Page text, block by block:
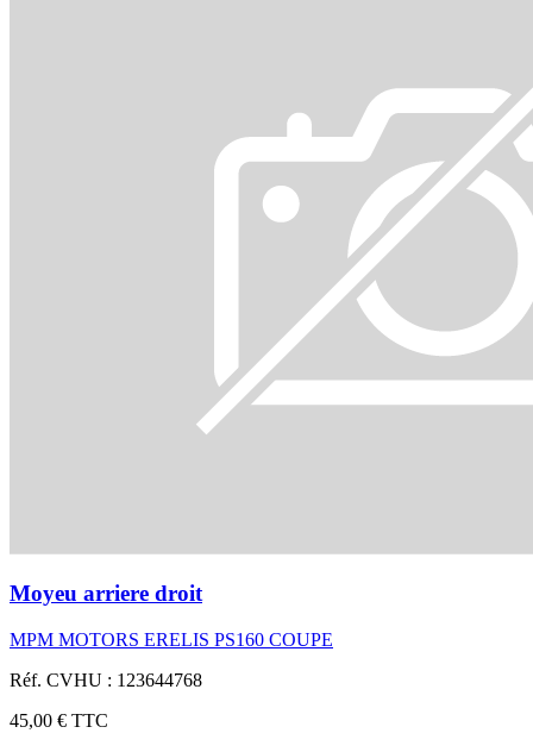
Moyeu arriere droit
MPM MOTORS ERELIS PS160 COUPE
Réf. CVHU : 123644768
45,00 € TTC